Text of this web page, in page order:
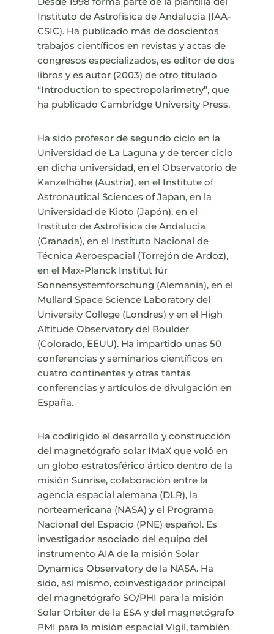
Instituto de Astrofísica de Andalucía (IAA-
CSIC). Ha publicado más de doscientos
trabajos científicos en revistas y actas de
congresos especializados, es editor de dos
libros y es autor (2003) de otro titulado
“Introduction to spectropolarimetry”, que
ha publicado Cambridge University Press.
Ha sido profesor de segundo ciclo en la
Universidad de La Laguna y de tercer ciclo
en dicha universidad, en el Observatorio de
Kanzelhöhe (Austria), en el Institute of
Astronautical Sciences of Japan, en la
Universidad de Kioto (Japón), en el
Instituto de Astrofísica de Andalucía
(Granada), en el Instituto Nacional de
Técnica Aeroespacial (Torrejón de Ardoz),
en el Max-Planck Institut für
Sonnensystemforschung (Alemania), en el
Mullard Space Science Laboratory del
University College (Londres) y en el High
Altitude Observatory del Boulder
(Colorado, EEUU). Ha impartido unas 50
conferencias y seminarios científicos en
cuatro continentes y otras tantas
conferencias y artículos de divulgación en
España.
Ha codirigido el desarrollo y construcción
del magnetógrafo solar IMaX que voló en
un globo estratosférico ártico dentro de la
misión Sunrise, colaboración entre la
agencia espacial alemana (DLR), la
norteamericana (NASA) y el Programa
Nacional del Espacio (PNE) español. Es
investigador asociado del equipo del
instrumento AIA de la misión Solar
Dynamics Observatory de la NASA. Ha
sido, así mismo, coinvestigador principal
del magnetógrafo SO/PHI para la misión
Solar Orbiter de la ESA y del magnetógrafo
PMI para la misión espacial Vigil, también